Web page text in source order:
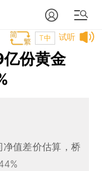
试听
T中
份黄金
值差价估算，桥